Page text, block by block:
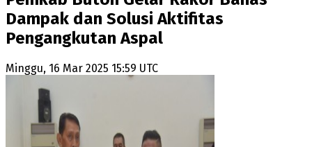
Dampak dan Solusi Aktifitas
Pengangkutan Aspal
Minggu, 16 Mar 2025 15:59 UTC